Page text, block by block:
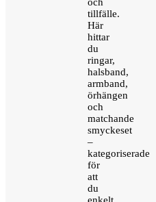
tillfälle.
Här
hittar
du
ringar,
halsband,
armband,
örhängen
och
matchande
smyckeset
–
kategoriserade
för
att
du